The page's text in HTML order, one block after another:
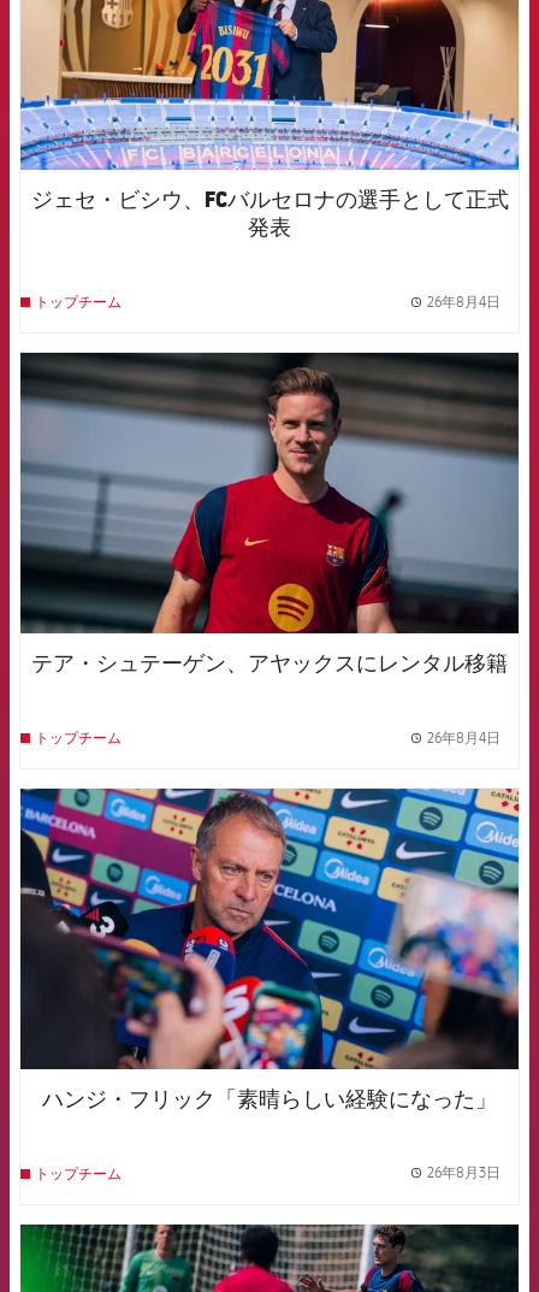
ジェセ・ビシウ、FCバルセロナの選手として正式
発表
トップチーム 26年8月4日
FCB Barcelona badge
テア・シュテーゲン、アヤックスにレンタル移籍
トップチーム 26年8月4日
FCB Barcelona badge
ハンジ・フリック「素晴らしい経験になった」
トップチーム 26年8月3日
FCB Barcelona badge